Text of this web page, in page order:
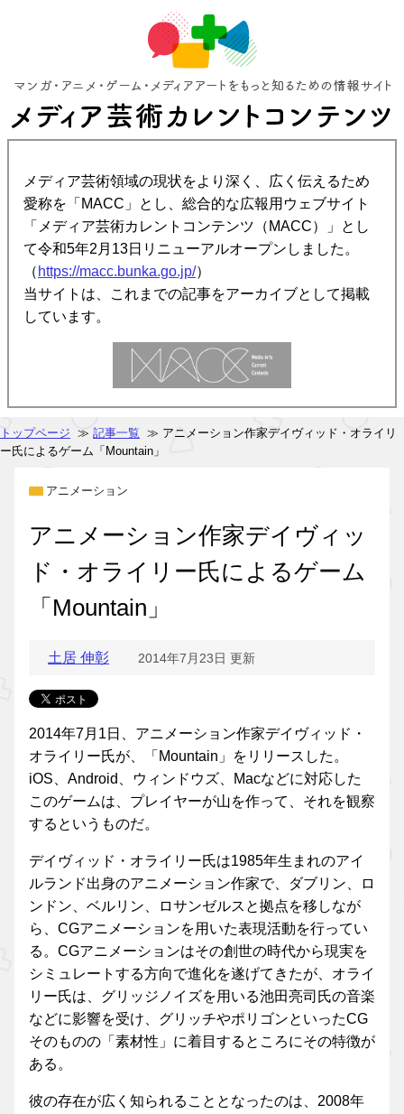
メディア芸術領域の現状をより深く、広く伝えるため
愛称を「MACC」とし、総合的な広報用ウェブサイト
「メディア芸術カレントコンテンツ（MACC）」とし
て令和5年2月13日リニューアルオープンしました。
（ https://macc.bunka.go.jp/）
当サイトは、これまでの記事をアーカイブとして掲載
しています。
トップページ ≫ 記事一覧 ≫ アニメーション作家デイヴィッド・オライリ
ー氏によるゲーム「Mountain」
アニメーション
アニメーション作家デイヴィッ
ド・オライリー氏によるゲーム
「Mountain」
土居 伸彰 2014年7月23日 更新
2014年7月1日、アニメーション作家デイヴィッド・
オライリー氏が、「Mountain」をリリースした。
iOS、Android、ウィンドウズ、Macなどに対応した
このゲームは、プレイヤーが山を作って、それを観察
するというものだ。
デイヴィッド・オライリー氏は1985年生まれのアイ
ルランド出身のアニメーション作家で、ダブリン、ロ
ンドン、ベルリン、ロサンゼルスと拠点を移しなが
ら、CGアニメーションを用いた表現活動を行ってい
る。CGアニメーションはその創世の時代から現実を
シミュレートする方向で進化を遂げてきたが、オライ
リー氏は、グリッジノイズを用いる池田亮司氏の音楽
などに影響を受け、グリッチやポリゴンといったCG
そのものの「素材性」に着目するところにその特徴が
ある。
彼の存在が広く知られることとなったのは、2008年